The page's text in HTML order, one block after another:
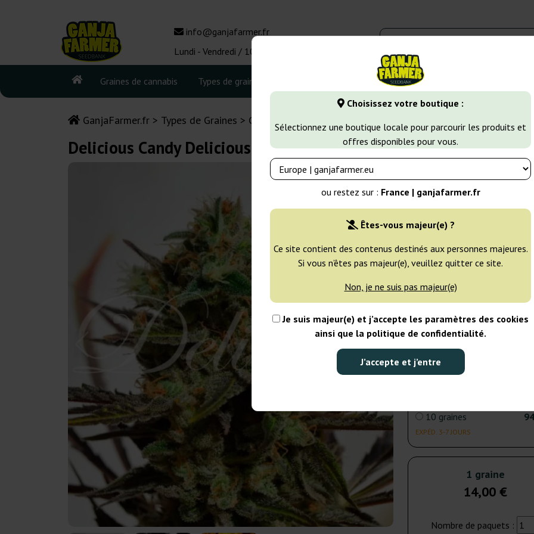
Choisissez votre boutique :
Sélectionnez une boutique locale pour parcourir les produits et
offres disponibles pour vous.
ou restez sur : France | ganjafarmer.fr
Êtes-vous majeur(e) ?
Ce site contient des contenus destinés aux personnes majeures.
Si vous n’êtes pas majeur(e), veuillez quitter ce site.
Non, je ne suis pas majeur(e)
Je suis majeur(e) et j’accepte les paramètres des cookies
ainsi que la politique de confidentialité.
J’accepte et j’entre
info@ganjafarmer.fr
Lundi - Vendredi / 10:00 - 16:00
Graines de cannabis Types de graines Variétés de cannabis
GanjaFarmer.fr Types de Graines Graines de Cannabis Indica
Delicious Candy Delicious Seeds
Delicious Seeds
1 graine
EXPÉD. 3-7 JOURS
3 graines
EXPÉD. 3-7 JOURS
5 graines
EXPÉD. 3-7 JOURS
10 graines
EXPÉD. 3-7 JOURS
1 graine
14,00 €
Nombre de paquets :